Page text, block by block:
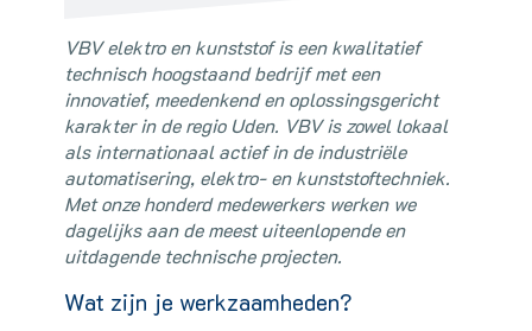
VBV elektro en kunststof is een kwalitatief
technisch hoogstaand bedrijf met een
innovatief, meedenkend en oplossingsgericht
karakter in de regio Uden. VBV is zowel lokaal
als internationaal actief in de industriële
automatisering, elektro- en kunststoftechniek.
Met onze honderd medewerkers werken we
dagelijks aan de meest uiteenlopende en
uitdagende technische projecten.
Wat zijn je werkzaamheden?